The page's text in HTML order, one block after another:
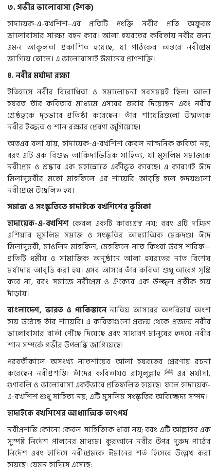
৩.গভীরভালোবাসা(ইশক)
হাদায়েক-এ-বখশিশ–এর প্রতিটি পংক্তি নবীর প্রতি
অফুরন্ত
ভালোবাসার সাক্ষ্য বহন করে। আলা হযরতের কবিতায় নবীর জন্য
এমন আকুলতা প্রকাশিত হয়েছে,যা পাঠকের অন্তরে নবীপ্রেম
জাগিয়েতোলে।এভালোবাসাইঈমানেরপ্রাণশক্তি।
৪.নবীরমর্যাদারক্ষা
ইতিহাসে নবীর বিরোধিতা ও সমালোচনা সবসময়ই ছিল। আলা
হযরত তাঁর কবিতার মাধ্যমে এসবের জবাব দিয়েছেন এবং নবীর
শ্রেষ্ঠত্বকে দৃঢ়ভাবে প্রতিষ্ঠা করেছেন। তাঁর শায়েরিগুলো উম্মতকে
নবীরইজ্জতওশানরক্ষারপ্রেরণাজুগিয়েছে।
অতএববলাযায়,হাদায়েক-এ-বখশিশকেবলনান্দনিককবিতানয়;
বরং এটি এক বিশুদ্ধ আকিদাভিত্তিক সাহিত্য, যা মুসলিম সমাজকে
নবীপ্রেম ও শ্রদ্ধার এক মহাস্রোতে একীভূত করেছে। এ কারণেই ঈদে
মিলাদুন্নবীর মতো মাহফিলে এর শায়েরি আবৃত্তি হলে হৃদয়গুলো
নবীপ্রেমেউদ্বেলিতহয়।
সমাজওসংস্কৃতিতেহাদাইকেবখশিশেরভূমিকা
হাদায়েক-এ-বখশিশ কেবল একটি কাব্যগ্রন্থ নয়;বরং এটি দক্ষিণ
এশিয়ার মুসলিম সমাজ ও সংস্কৃতির আধ্যাত্মিক মেরুদণ্ড। ঈদে
মিলাদুন্নবী,মাওলিদ মাহফিল,মেহফিলে নাত কিংবা উরসশরিফ—
প্রতিটি ধর্মীয় ও সামাজিক অনুষ্ঠানে আলা হযরতের নাত বিশেষ
মর্যাদায়আবৃত্তিকরাহয়। এসবআসরেতাঁরকবিতাশুধুআবেগসৃষ্টি
করে না,বরং সমাজে নবীপ্রেম ও ঐক্যের এক উজ্জ্বল প্রতীক হয়ে
দাঁড়ায়।
বাংলাদেশ, ভারত ও পাকিস্তানে নাতিয় আসরের অপরিহার্য অংশ
হয়ে উঠেছে তাঁর শায়েরি। এ কবিতাগুলো প্রজন্ম থেকে প্রজন্মে নবীর
ভালোবাসার বার্তা পৌঁছে দিয়েছে এবং সাধারণ মানুষের হৃদয়ে নবীর
শানসম্পর্কেগভীরউপলব্ধিজাগিয়েছে।
পরবর্তীকালে অসংখ্য নাতশায়ের আলা হযরতের প্রেরণায় রচনা
করেছেন নবীপ্রশস্তি। তাঁদের কবিতায়ও রাসূলুল্লাহ এর মর্যাদা,
গুণাবলিও ভালোবাসাএকইভাবেপ্রতিফলিতহয়েছে। ফলেহাদায়েক-
এ-বখশিশশুধুসাহিত্যনয়;এটিমুসলিমসংস্কৃতিরঅবিচ্ছেদ্যসম্পদ।
হাদাইকেবখশিশেরআধ্যাত্মিকতাৎপর্য
নবীপ্রশস্তিকোনোকেবলসাহিত্যিকধারানয়;বরংএটিআল্লাহরএক
সুস্পষ্ট নির্দেশ পালনের মাধ্যম। কুরআনে নবীর উপর দুরুদ পাঠের
নির্দেশ এবং হাদিসে নবীপ্রেমকে ঈমানের শর্ত হিসেবে উল্লেখ করা
হয়েছে।যেমনহাদিসেএসেছে: